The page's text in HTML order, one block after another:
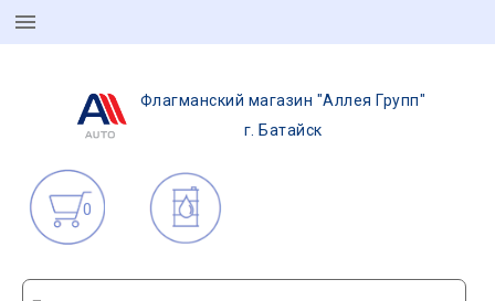
Флагманский магазин "Аллея Групп"
г. Батайск
0